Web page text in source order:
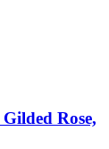
Rose,